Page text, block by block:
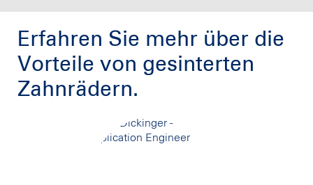
Erfahren Sie mehr über die
Vorteile von gesinterten
Zahnrädern.